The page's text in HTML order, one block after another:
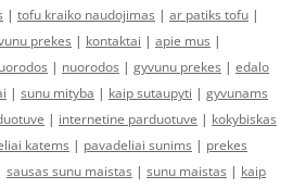
| tofu kraiko naudojimas | ar patiks tofu |
prekes | kontaktai | apie mus |
| nuorodos | gyvunu prekes | edalo
| sunu mityba | kaip sutaupyti | gyvunams
| internetine parduotuve | kokybiskas
katems | pavadeliai sunims | prekes
sausas sunu maistas | sunu maistas | kaip